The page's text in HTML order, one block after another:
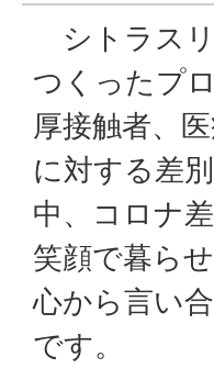
シトラス
つくったプ
厚接触者、
に対する差
中、コロナ
笑顔で暮ら
心から言い
です。